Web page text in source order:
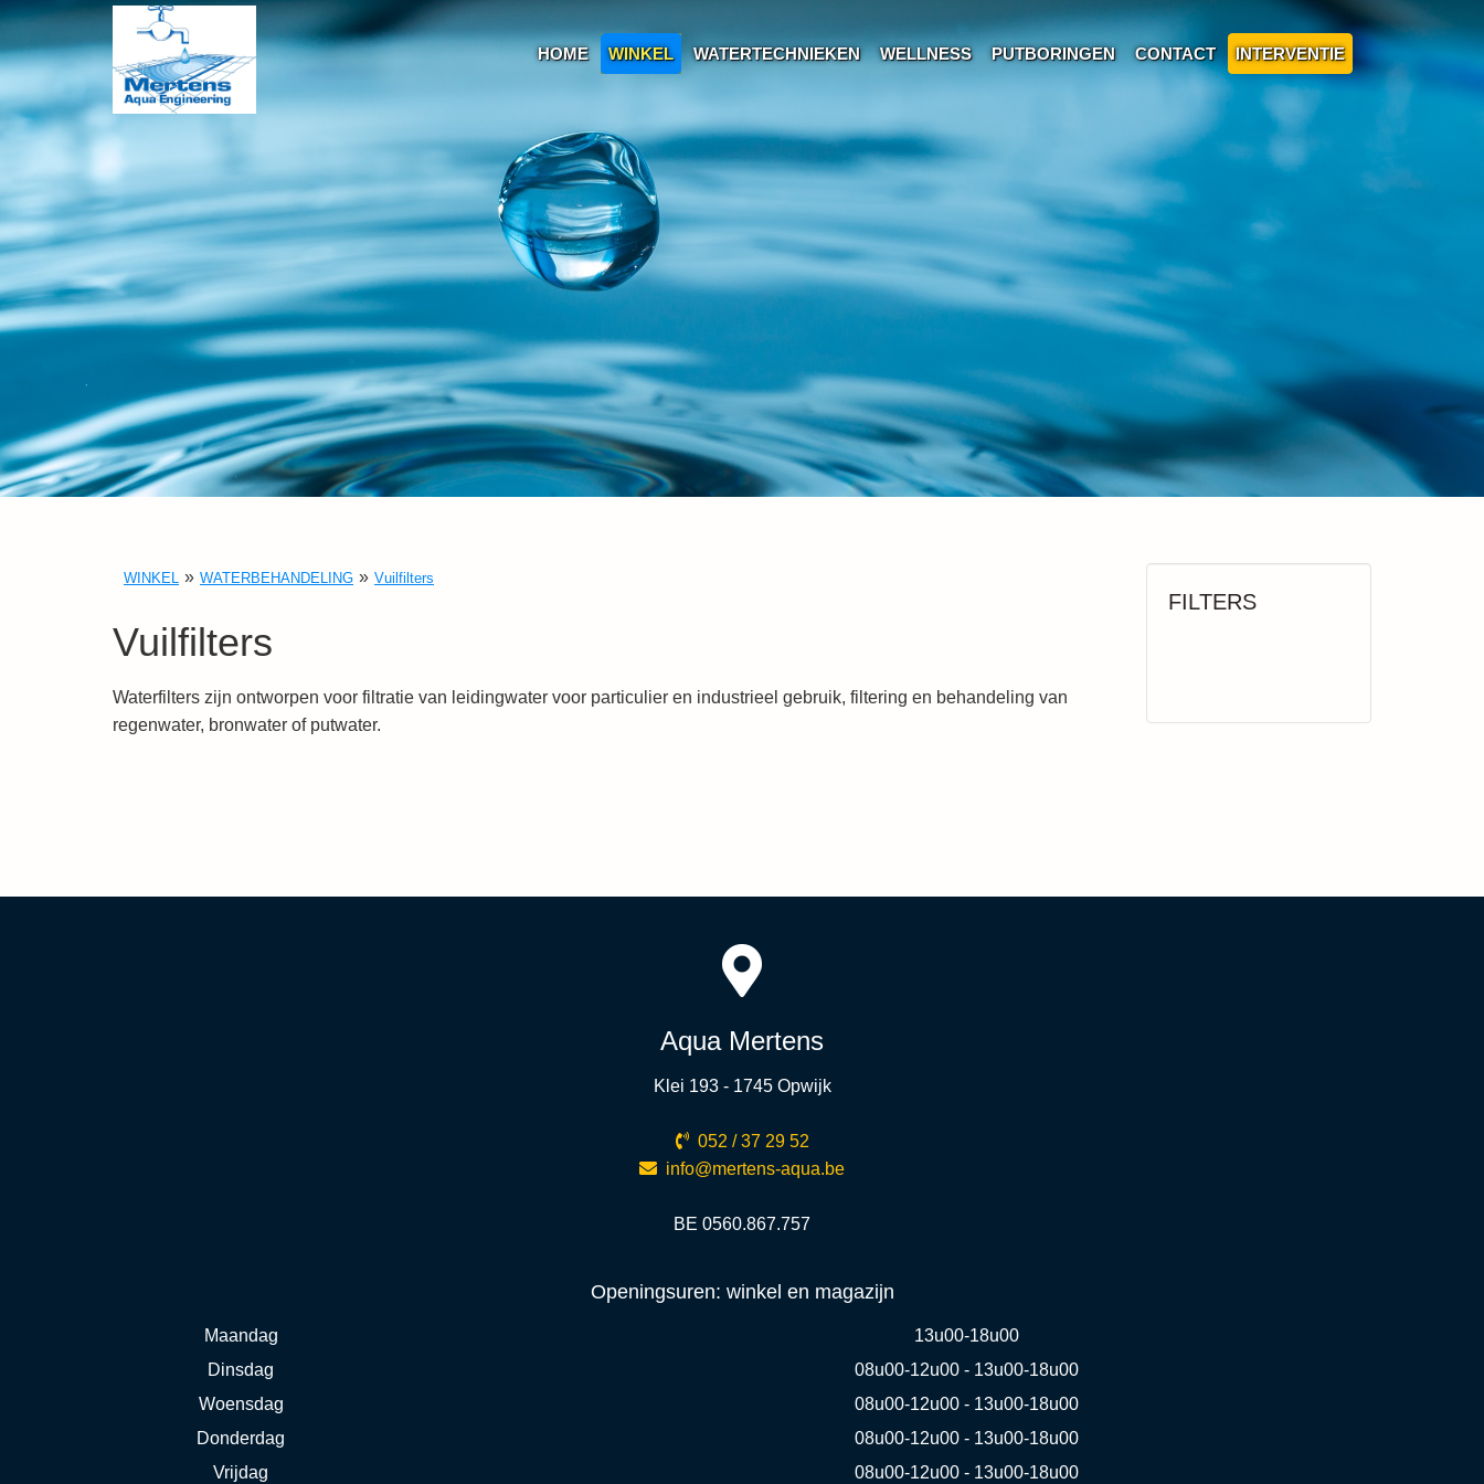
HOME WINKEL WATERTECHNIEKEN WELLNESS PUTBORINGEN CONTACT INTERVENTIE
WINKEL WATERBEHANDELING Vuilfilters
Vuilfilters
Waterfilters zijn ontworpen voor filtratie van leidingwater voor particulier en industrieel gebruik, filtering en behandeling van
regenwater, bronwater of putwater.
FILTERS
Aqua Mertens
Klei 193 - 1745 Opwijk
052 / 37 29 52
info@mertens-aqua.be
BE 0560.867.757
Openingsuren: winkel en magazijn
Maandag
13u00-18u00
Dinsdag
08u00-12u00 - 13u00-18u00
Woensdag
08u00-12u00 - 13u00-18u00
Donderdag
08u00-12u00 - 13u00-18u00
Vrijdag
08u00-12u00 - 13u00-18u00